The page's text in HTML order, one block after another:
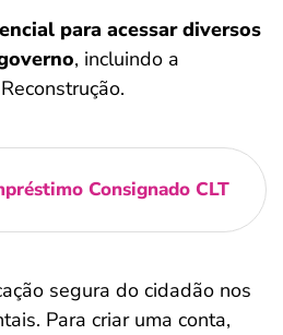
para acessar diversos
, incluindo a
Consignado CLT
segura do cidadão nos
Para criar uma conta,